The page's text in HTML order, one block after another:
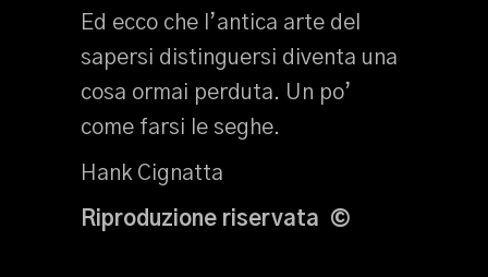
Ed ecco che l’antica arte del
sapersi distinguersi diventa una
cosa ormai perduta. Un po’
come farsi le seghe.
Hank Cignatta
Riproduzione riservata ©